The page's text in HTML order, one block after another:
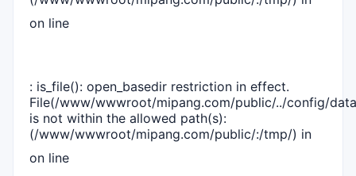
on line
: is_file(): open_basedir restriction in effect.
File(/www/wwwroot/mipang.com/public/../config/
is not within the allowed path(s):
(/www/wwwroot/mipang.com/public/:/tmp/) in
on line